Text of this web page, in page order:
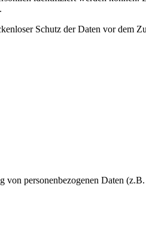
Schutz der Daten vor dem
von personenbezogenen Daten